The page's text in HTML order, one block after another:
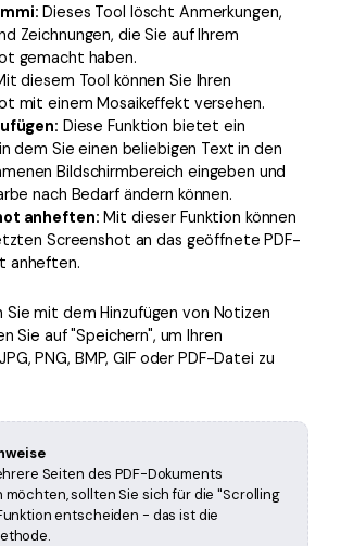
Dieses Tool löscht Anmerkungen,
Zeichnungen, die Sie auf Ihrem
gemacht haben.
diesem Tool können Sie Ihren
mit einem Mosaikeffekt versehen.
Diese Funktion bietet ein
dem Sie einen beliebigen Text in den
Bildschirmbereich eingeben und
nach Bedarf ändern können.
anheften: Mit dieser Funktion können
Screenshot an das geöffnete PDF-
anheften.
Sie mit dem Hinzufügen von Notizen
Sie auf "Speichern", um Ihren
PNG, BMP, GIF oder PDF-Datei zu
Seiten des PDF-Dokuments
möchten, sollten Sie sich für die "Scrolling
entscheiden - das ist die